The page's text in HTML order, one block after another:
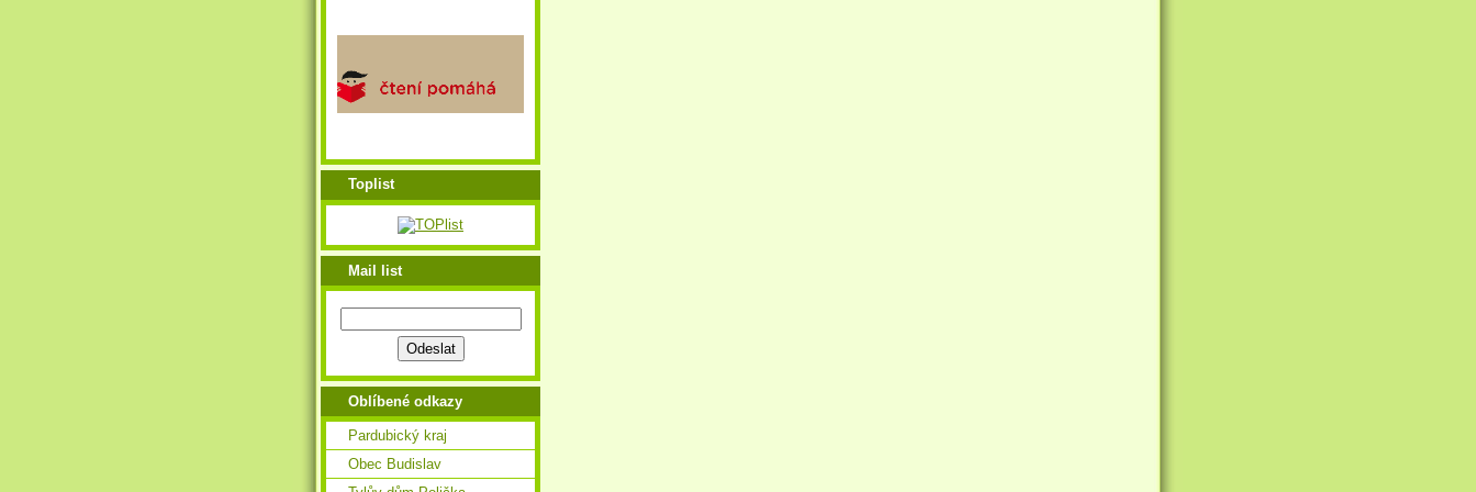
Toplist
Mail list
Oblíbené odkazy
Pardubický kraj
Obec Budislav